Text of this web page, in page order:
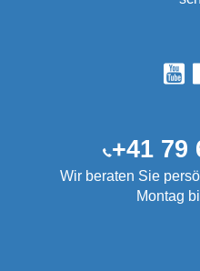
+41 79
Wir beraten Sie
Montag